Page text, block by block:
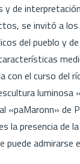
de
se invitó a
del pueblo y
con el curso del
«paMaronn» de
la presencia de
puede